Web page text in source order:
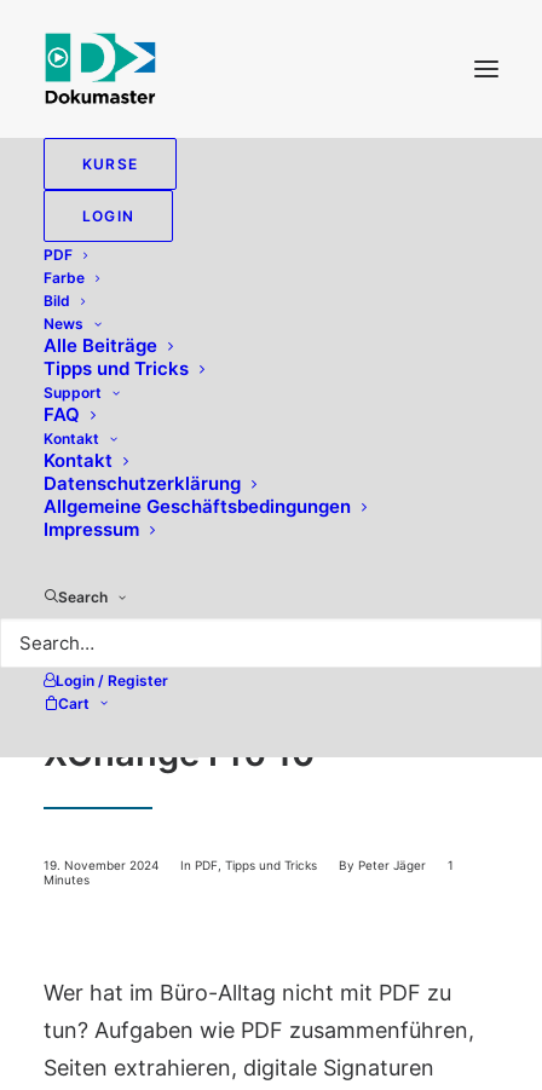
KURSE
LOGIN
PDF
Farbe
Bild
News
Alle Beiträge
Tipps und Tricks
Support
FAQ
Kontakt
Kontakt
Datenschutzerklärung
Allgemeine Geschäftsbedingungen
Impressum
Search
Login / Register
Cart
Neuer Workshop zu PDF-
XChange Pro 10
19. November 2024 In PDF Tipps und Tricks By Peter Jäger
1
Minutes
Wer hat im Büro-Alltag nicht mit PDF zu
tun? Aufgaben wie PDF zusammenführen,
Seiten extrahieren, digitale Signaturen